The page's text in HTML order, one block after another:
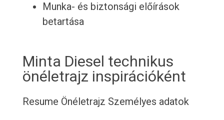
Munka- és biztonsági előírások
betartása
Minta Diesel technikus
önéletrajz inspirációként
Resume Önéletrajz Személyes adatok